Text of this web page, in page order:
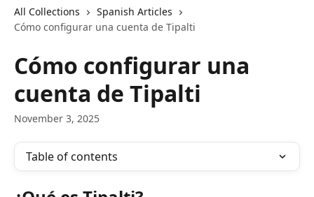
All Collections
Spanish Articles
Cómo configurar una cuenta de Tipalti
Cómo configurar una
cuenta de Tipalti
November 3, 2025
Table of contents